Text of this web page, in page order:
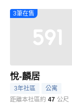
3筆在售
悅-麟居
3年社區
公寓
距離本社區約 47 公尺